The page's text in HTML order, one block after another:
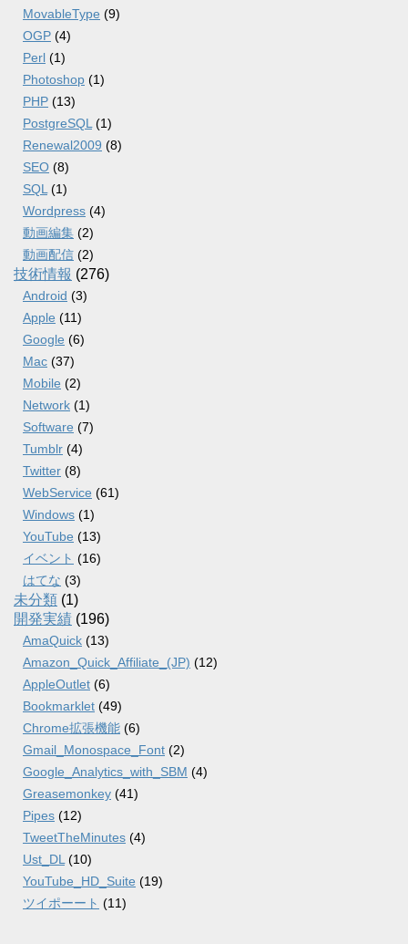
MovableType (9)
OGP (4)
Perl (1)
Photoshop (1)
PHP (13)
PostgreSQL (1)
Renewal2009 (8)
SEO (8)
SQL (1)
Wordpress (4)
動画編集 (2)
動画配信 (2)
技術情報 (276)
Android (3)
Apple (11)
Google (6)
Mac (37)
Mobile (2)
Network (1)
Software (7)
Tumblr (4)
Twitter (8)
WebService (61)
Windows (1)
YouTube (13)
イベント (16)
はてな (3)
未分類 (1)
開発実績 (196)
AmaQuick (13)
Amazon_Quick_Affiliate_(JP) (12)
AppleOutlet (6)
Bookmarklet (49)
Chrome拡張機能 (6)
Gmail_Monospace_Font (2)
Google_Analytics_with_SBM (4)
Greasemonkey (41)
Pipes (12)
TweetTheMinutes (4)
Ust_DL (10)
YouTube_HD_Suite (19)
ツイポーート (11)